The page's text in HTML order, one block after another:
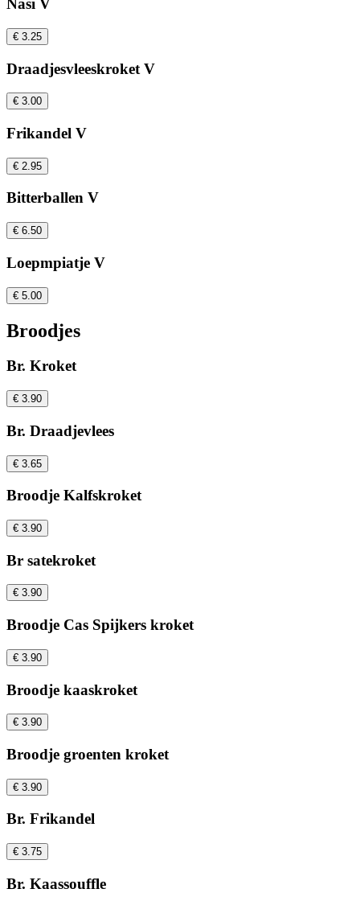
Nasi V
€ 3.25
Draadjesvleeskroket V
€ 3.00
Frikandel V
€ 2.95
Bitterballen V
€ 6.50
Loepmpiatje V
€ 5.00
Broodjes
Br. Kroket
€ 3.90
Br. Draadjevlees
€ 3.65
Broodje Kalfskroket
€ 3.90
Br satekroket
€ 3.90
Broodje Cas Spijkers kroket
€ 3.90
Broodje kaaskroket
€ 3.90
Broodje groenten kroket
€ 3.90
Br. Frikandel
€ 3.75
Br. Kaassouffle